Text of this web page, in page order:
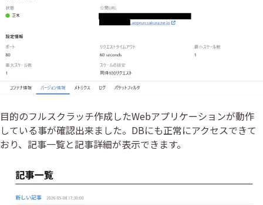
目的のフルスクラッチ作成したWebアプリケーションが動作
している事が確認出来ました。DBにも正常にアクセスできて
おり、記事一覧と記事詳細が表示できます。